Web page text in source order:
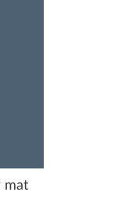
mat